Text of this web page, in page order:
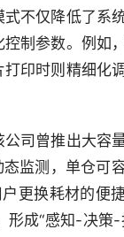
不仅降低了系
制参数。例如
印时则精细化
司曾推出大容
监测，单仓可
更换耗材的便
成“感知-决策-